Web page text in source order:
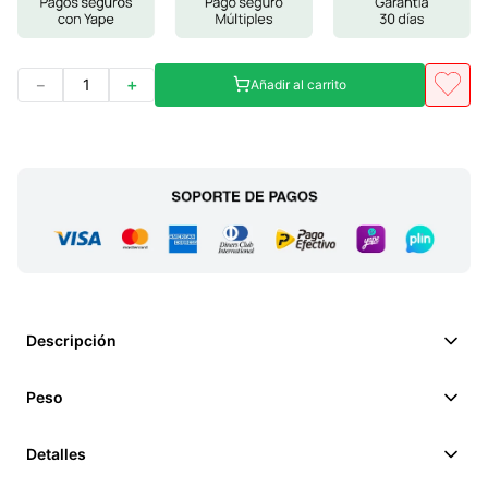
＋
－ Añadir al carrito
Descripción
Peso
Detalles